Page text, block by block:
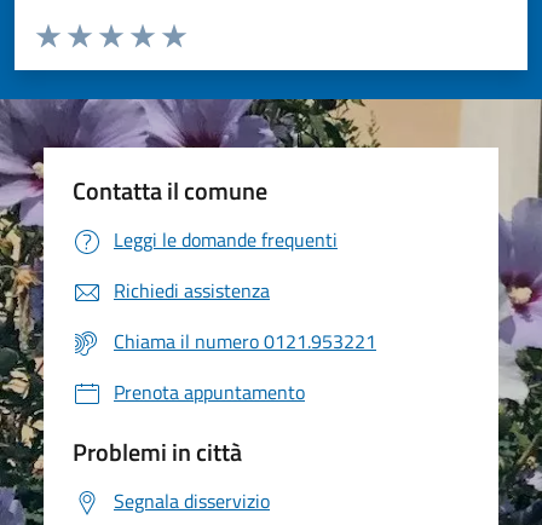
Valuta da 1 a 5 stelle la pagina
Valuta 5 stelle su 5
Valuta 4 stelle su 5
Valuta 3 stelle su 5
Valuta 2 stelle su 5
Valuta 1 stelle su 5
Contatta il comune
Leggi le domande frequenti
Richiedi assistenza
Chiama il numero 0121.953221
Prenota appuntamento
Problemi in città
Segnala disservizio